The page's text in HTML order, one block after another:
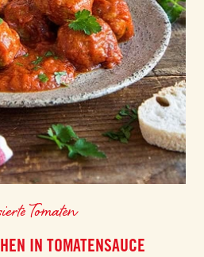
Tomaten
IN TOMATENSAUCE